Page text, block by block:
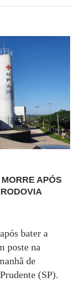
APÓS
bater a
poste na
de
(SP).